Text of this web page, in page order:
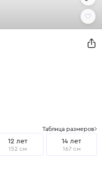
Таблица размеров
12 лет
152 см
14 лет
167 см